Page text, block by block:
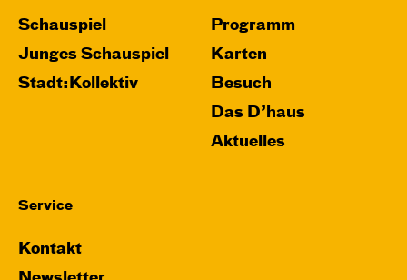
Schauspiel
Junges Schauspiel
Stadt:Kollektiv
Programm
Karten
Besuch
Das D’haus
Aktuelles
Service
Kontakt